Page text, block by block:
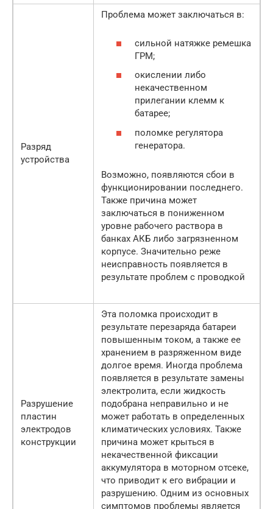
Разряд
устройства
Проблема может заключаться в:
сильной натяжке ремешка
ГРМ;
окислении либо
некачественном
прилегании клемм к
батарее;
поломке регулятора
генератора.
Возможно, появляются сбои в
функционировании последнего.
Также причина может
заключаться в пониженном
уровне рабочего раствора в
банках АКБ либо загрязненном
корпусе. Значительно реже
неисправность появляется в
результате проблем с проводкой
Разрушение
пластин
электродов
конструкции
Эта поломка происходит в
результате перезаряда батареи
повышенным током, а также ее
хранением в разряженном виде
долгое время. Иногда проблема
появляется в результате замены
электролита, если жидкость
подобрана неправильно и не
может работать в определенных
климатических условиях. Также
причина может крыться в
некачественной фиксации
аккумулятора в моторном отсеке,
что приводит к его вибрации и
разрушению. Одним из основных
симптомов проблемы является